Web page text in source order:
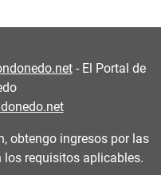
- El Portal de
obtengo ingresos por las
requisitos aplicables.